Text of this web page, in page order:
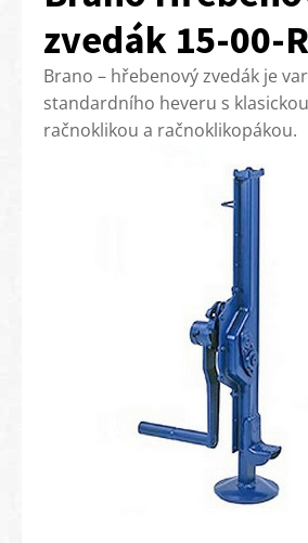
zvedák 15-00-
Brano – hřebenový zvedák je
standardního heveru s
račnoklikou a račnoklikopákou.